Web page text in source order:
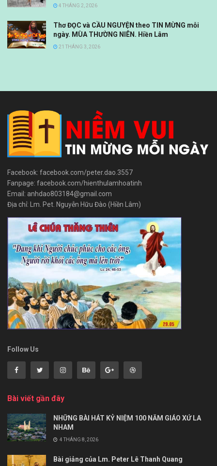
4 THÁNG 2, 2026
Thơ ĐỌC và CẦU NGUYỆN theo TIN MỪNG mỗi
ngày. MÙA THƯỜNG NIÊN. Hiền Lâm
21 THÁNG 3, 2026
Facebook: facebook.com/peter.dao.3557
Fanpage: facebook.com/hienthulamhoatinh
Email: anhdao803184@gmail.com
Địa chỉ: Lm. Pet. Nguyễn Hữu Đào (Hiền Lâm)
Follow Us
Bài viết gần đây
NHỮNG BÀI HÁT KỶ NIỆM 100 NĂM GIÁO XỨ LA
NHAM
4 THÁNG 8, 2026
Bài giảng của Lm. Peter Lê Thanh Quang